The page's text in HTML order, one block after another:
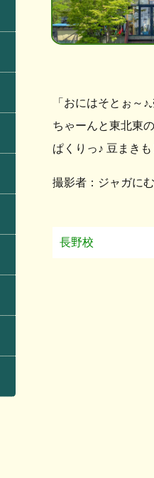
「おにはそとぉ～
ちゃーんと東北東
ぱくりっ♪ 豆まき
撮影者：ジャガに
長野校